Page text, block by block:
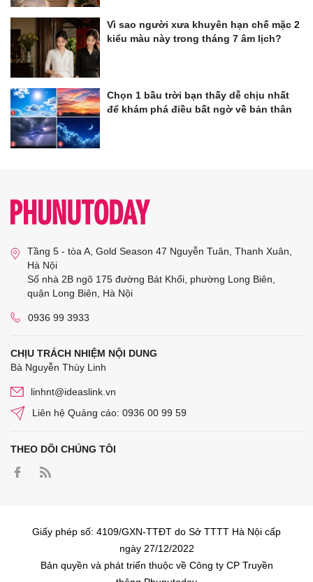
Vì sao người xưa khuyên hạn chế mặc 2
kiểu màu này trong tháng 7 âm lịch?
Chọn 1 bầu trời bạn thấy dễ chịu nhất
để khám phá điều bất ngờ về bản thân
Tầng 5 - tòa A, Gold Season 47 Nguyễn Tuân, Thanh Xuân,
Hà Nội
Số nhà 2B ngõ 175 đường Bát Khối, phường Long Biên,
quận Long Biên, Hà Nội
0936 99 3933
CHỊU TRÁCH NHIỆM NỘI DUNG
Bà Nguyễn Thùy Linh
linhnt@ideaslink.vn
Liên hệ Quảng cáo: 0936 00 99 59
THEO DÕI CHÚNG TÔI
Giấy phép số: 4109/GXN-TTĐT do Sở TTTT Hà Nội cấp
ngày 27/12/2022
Bản quyền và phát triển thuộc về Công ty CP Truyền